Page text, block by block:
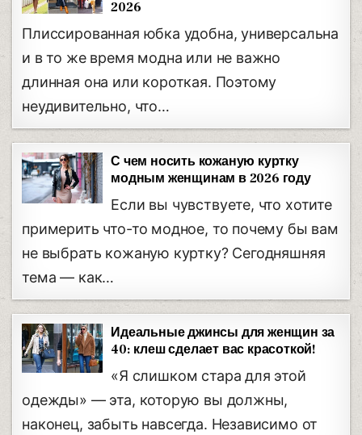
2026
Плиссированная юбка удобна, универсальна
и в то же время модна или не важно
длинная она или короткая. Поэтому
неудивительно, что…
С чем носить кожаную куртку
модным женщинам в 2026 году
Если вы чувствуете, что хотите
примерить что-то модное, то почему бы вам
не выбрать кожаную куртку? Сегодняшняя
тема — как…
Идеальные джинсы для женщин за
40: клеш сделает вас красоткой!
«Я слишком стара для этой
одежды» — эта, которую вы должны,
наконец, забыть навсегда. Независимо от